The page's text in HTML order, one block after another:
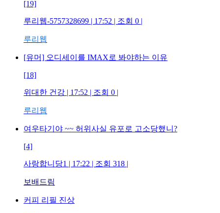
[19]
루리웹-5757328699 | 17:52 | 조회 0 |
루리웹
[유머] 오디세이를 IMAX로 봐야하는 이유
[18]
위대한 건강 | 17:52 | 조회 0 |
루리웹
여우타기야 ~~ 허위사실 유포로 고소당했니?
[4]
사랑합니당1 | 17:22 | 조회 318 |
보배드림
커피 리필 진상